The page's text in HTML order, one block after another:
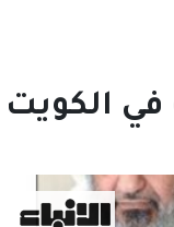
في الكويت